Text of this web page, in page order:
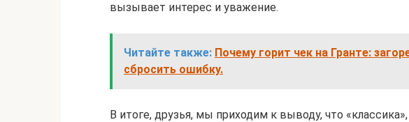
вызывает интерес и уважение.
Читайте также: Почему горит чек на Гранте:
сбросить ошибку.
В итоге, друзья, мы приходим к выводу, что